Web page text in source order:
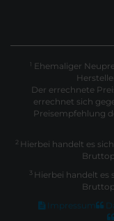
1 Ehemaliger
Der errechnete
errechnet sich
Preisempfehlung
2 Hierbei handelt es
3 Hierbei handelt es
Impressum